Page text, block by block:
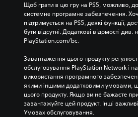
Щоб грати в цю гру на PS5, можливо,
системне програмне забезпечення.
підтримується на PS5, деякі функції,
бути відсутні. Додаткові відомості див.
PlayStation.com/bc.
Завантаження цього продукту
обслуговування PlayStation Network і
використання програмного
якими іншими додатковими умовами,
цього продукту. Якщо ви не бажаєте
завантажуйте цей продукт. Інші
Умовах обслуговування.